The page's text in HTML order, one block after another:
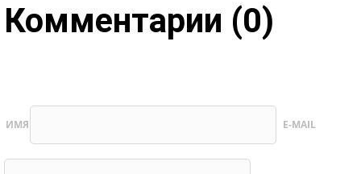
Комментарии (0)
ИМЯ E-MAIL